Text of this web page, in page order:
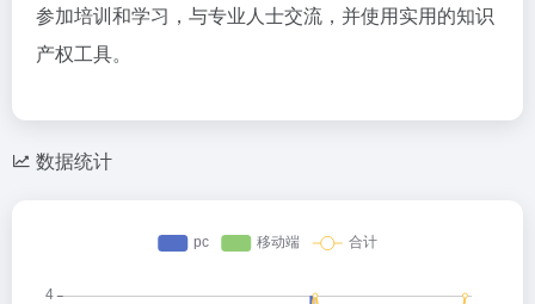
参加培训和学习，与专业人士交流，并使用实用的知识
产权工具。
数据统计